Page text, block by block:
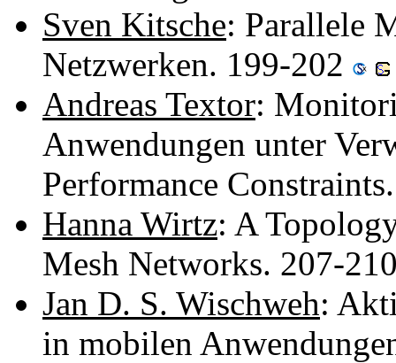
Sven Kitsche: Parallele
Netzwerken. 199-202
Andreas Textor:
Anwendungen unter
Performance
Hanna Wirtz: A
Mesh Networks. 207-
Jan D. S. Wischweh:
in mobilen